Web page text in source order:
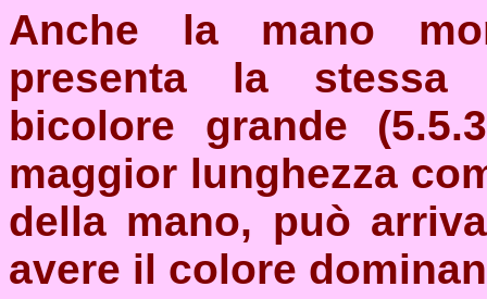
Anche la mano
presenta la stessa
bicolore grande
maggior lunghezza
della mano, può
avere il colore